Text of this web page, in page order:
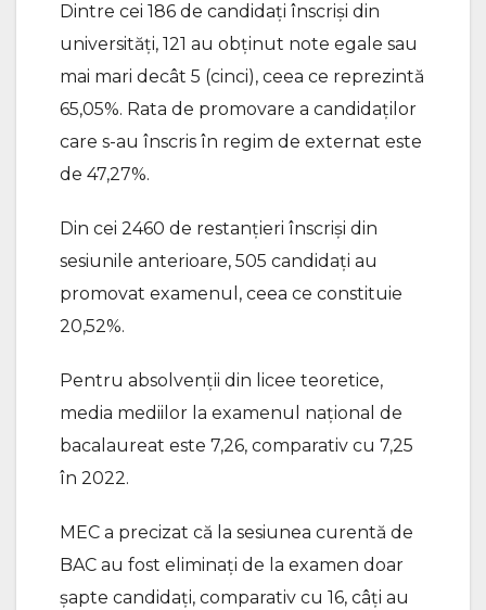
Dintre cei 186 de candidați înscriși din
universități, 121 au obținut note egale sau
mai mari decât 5 (cinci), ceea ce reprezintă
65,05%. Rata de promovare a candidaților
care s-au înscris în regim de externat este
de 47,27%.
Din cei 2460 de restanțieri înscriși din
sesiunile anterioare, 505 candidați au
promovat examenul, ceea ce constituie
20,52%.
Pentru absolvenții din licee teoretice,
media mediilor la examenul național de
bacalaureat este 7,26, comparativ cu 7,25
în 2022.
MEC a precizat că la sesiunea curentă de
BAC au fost eliminați de la examen doar
șapte candidați, comparativ cu 16, câți au